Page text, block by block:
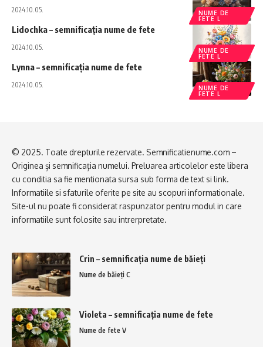
NUME DE
FETE L
2024.10.05.
NUME DE
FETE L
Lidochka – semnificația nume de fete
2024.10.05.
NUME DE
FETE L
Lynna – semnificația nume de fete
2024.10.05.
© 2025. Toate drepturile rezervate. Semnificatienume.com –
Originea și semnificația numelui. Preluarea articolelor este libera
cu conditia sa fie mentionata sursa sub forma de text si link.
Informatiile si sfaturile oferite pe site au scopuri informationale.
Site-ul nu poate fi considerat raspunzator pentru modul in care
informatiile sunt folosite sau intrerpretate.
Crin – semnificația nume de băieți
Nume de băieți C
Violeta – semnificația nume de fete
Nume de fete V